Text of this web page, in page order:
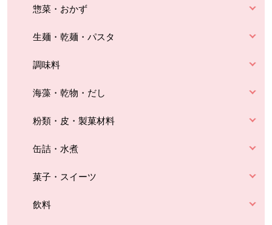
惣菜・おかず
生麺・乾麺・パスタ
調味料
海藻・乾物・だし
粉類・皮・製菓材料
缶詰・水煮
菓子・スイーツ
飲料